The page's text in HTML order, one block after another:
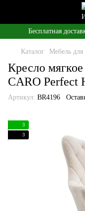
Бесплатная
Каталог Мебель для
Кресло
CARO Perfect
Артикул: BR4196
3
3